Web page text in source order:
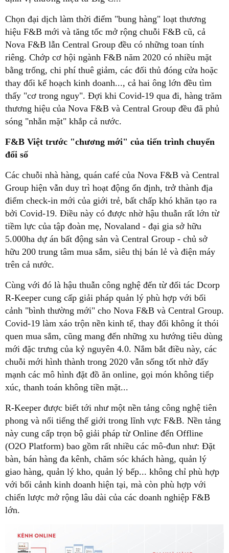
Chọn đại dịch làm thời điểm "bung hàng" loạt thương
hiệu F&B mới và tăng tốc mở rộng chuỗi F&B cũ, cả
Nova F&B lẫn Central Group đều có những toan tính
riêng. Chớp cơ hội ngành F&B năm 2020 có nhiều mặt
bằng trống, chi phí thuê giảm, các đối thủ đóng cửa hoặc
thay đổi kế hoạch kinh doanh..., cả hai ông lớn đều tìm
thấy "cơ trong nguy". Đợi khi Covid-19 qua đi, hàng trăm
thương hiệu của Nova F&B và Central Group đều đã phủ
sóng "nhẵn mặt" khắp cả nước.
F&B Việt trước "chương mới" của tiến trình chuyển
đổi số
Các chuỗi nhà hàng, quán café của Nova F&B và Central
Group hiện vẫn duy trì hoạt động ổn định, trở thành địa
điểm check-in mới của giới trẻ, bất chấp khó khăn tạo ra
bởi Covid-19. Điều này có được nhờ hậu thuẫn rất lớn từ
tiềm lực của tập đoàn mẹ, Novaland - đại gia sở hữu
5.000ha dự án bất động sản và Central Group - chủ sở
hữu 200 trung tâm mua sắm, siêu thị bán lẻ và điện máy
trên cả nước.
Cùng với đó là hậu thuẫn công nghệ đến từ đối tác Dcorp
R-Keeper cung cấp giải pháp quản lý phù hợp với bối
cảnh "bình thường mới" cho Nova F&B và Central Group.
Covid-19 làm xáo trộn nền kinh tế, thay đổi không ít thói
quen mua sắm, cũng mang đến những xu hướng tiêu dùng
mới đặc trưng của kỷ nguyên 4.0. Nắm bắt điều này, các
chuỗi mới hình thành trong 2020 vẫn sống tốt nhờ đẩy
mạnh các mô hình đặt đồ ăn online, gọi món không tiếp
xúc, thanh toán không tiền mặt...
R-Keeper được biết tới như một nền tảng công nghệ tiên
phong và nổi tiếng thế giới trong lĩnh vực F&B. Nền tảng
này cung cấp trọn bộ giải pháp từ Online đến Offline
(O2O Platform) bao gồm rất nhiều các mô-đun như: Đặt
bàn, bán hàng đa kênh, chăm sóc khách hàng, quản lý
giao hàng, quản lý kho, quản lý bếp... không chỉ phù hợp
với bối cảnh kinh doanh hiện tại, mà còn phù hợp với
chiến lược mở rộng lâu dài của các doanh nghiệp F&B
lớn.